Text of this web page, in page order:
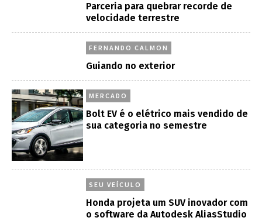
Parceria para quebrar recorde de
velocidade terrestre
FERNANDO CALMON
Guiando no exterior
MERCADO
Bolt EV é o elétrico mais vendido de
sua categoria no semestre
SEU VEÍCULO
Honda projeta um SUV inovador com
o software da Autodesk AliasStudio